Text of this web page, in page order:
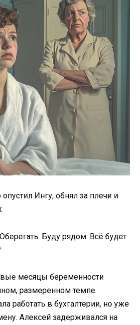
Ингу, обнял за плечи и
Буду рядом. Всё будет
месяцы беременности
размеренном темпе.
работать в бухгалтерии, но уже
Алексей задерживался на